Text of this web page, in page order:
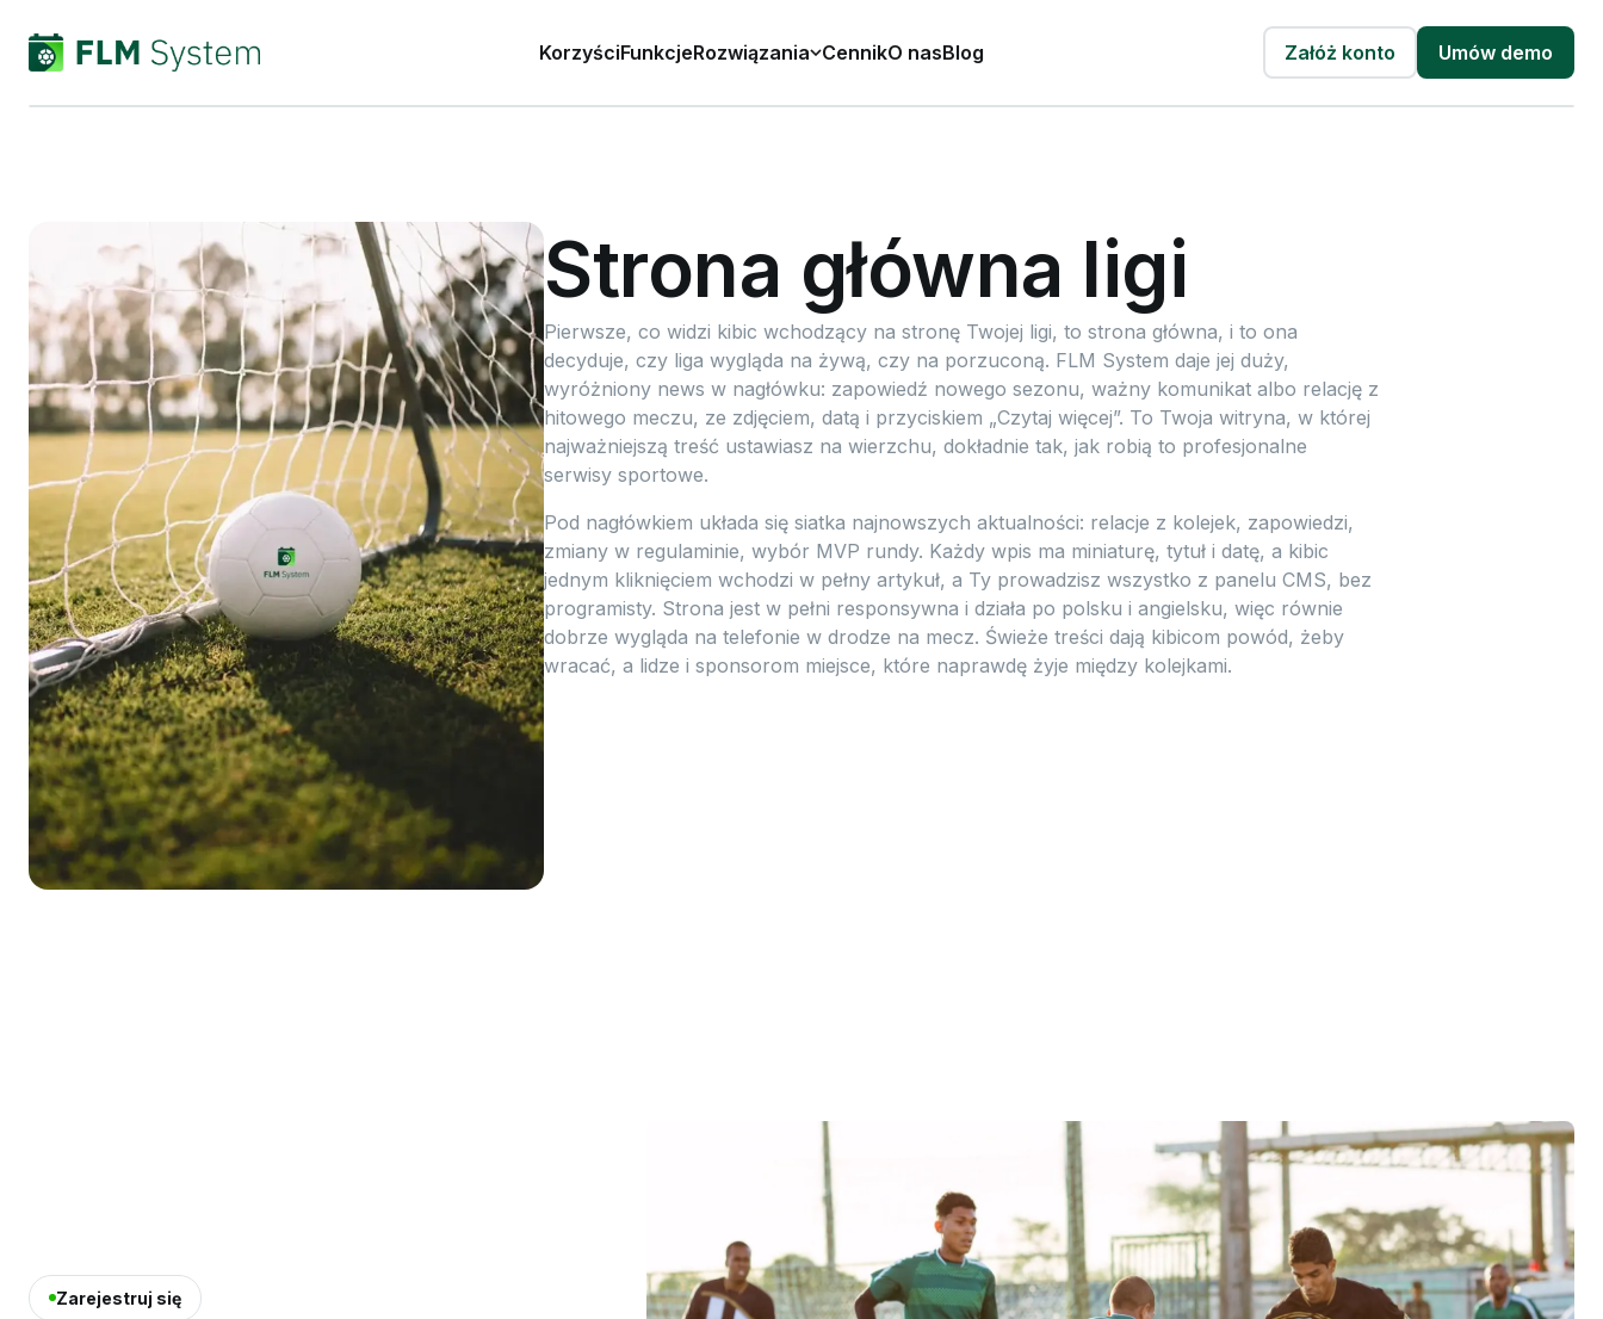
KorzyściFunkcjeRozwiązania CennikO nasBlog Załóż konto Umów demo
Strona główna ligi
Pierwsze, co widzi kibic wchodzący na stronę Twojej ligi, to strona główna, i to ona
decyduje, czy liga wygląda na żywą, czy na porzuconą. FLM System daje jej duży,
wyróżniony news w nagłówku: zapowiedź nowego sezonu, ważny komunikat albo relację z
hitowego meczu, ze zdjęciem, datą i przyciskiem „Czytaj więcej”. To Twoja witryna, w której
najważniejszą treść ustawiasz na wierzchu, dokładnie tak, jak robią to profesjonalne
serwisy sportowe.
Pod nagłówkiem układa się siatka najnowszych aktualności: relacje z kolejek, zapowiedzi,
zmiany w regulaminie, wybór MVP rundy. Każdy wpis ma miniaturę, tytuł i datę, a kibic
jednym kliknięciem wchodzi w pełny artykuł, a Ty prowadzisz wszystko z panelu CMS, bez
programisty. Strona jest w pełni responsywna i działa po polsku i angielsku, więc równie
dobrze wygląda na telefonie w drodze na mecz. Świeże treści dają kibicom powód, żeby
wracać, a lidze i sponsorom miejsce, które naprawdę żyje między kolejkami.
Zarejestruj się